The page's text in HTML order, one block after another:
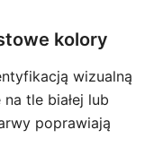
kolory
wizualną
tle białej lub
poprawiają